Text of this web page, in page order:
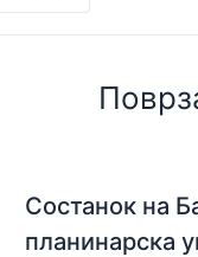
Состанок на
планинарска